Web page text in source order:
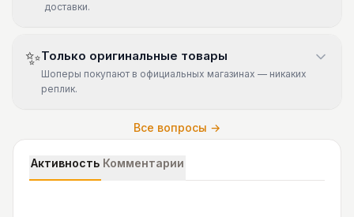
доставки.
✨Только оригинальные товары
Шоперы покупают в официальных магазинах — никаких
реплик.
Все вопросы →
Активность Комментарии